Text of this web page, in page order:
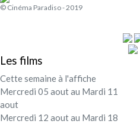
Festival - soirée
© Cinéma Paradiso - 2019
Les films
Cette semaine à l'affiche
Mercredi 05 aout au Mardi 11
aout
Mercredi 12 aout au Mardi 18